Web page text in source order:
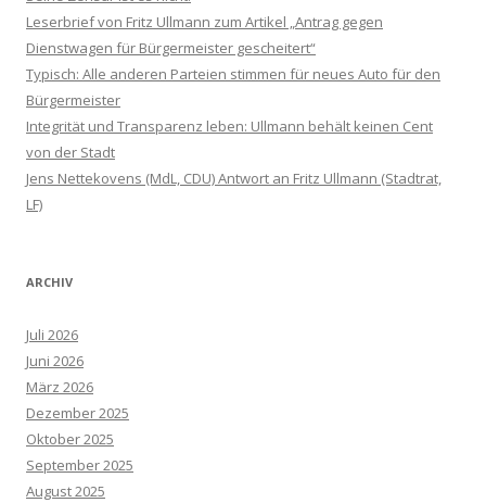
Leserbrief von Fritz Ullmann zum Artikel „Antrag gegen
Dienstwagen für Bürgermeister gescheitert“
Typisch: Alle anderen Parteien stimmen für neues Auto für den
Bürgermeister
Integrität und Transparenz leben: Ullmann behält keinen Cent
von der Stadt
Jens Nettekovens (MdL, CDU) Antwort an Fritz Ullmann (Stadtrat,
LF)
ARCHIV
Juli 2026
Juni 2026
März 2026
Dezember 2025
Oktober 2025
September 2025
August 2025